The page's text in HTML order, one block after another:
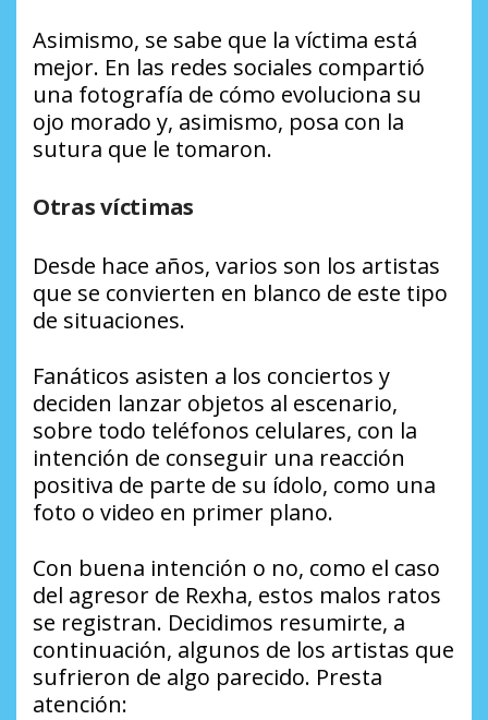
Asimismo, se sabe que la víctima está
mejor. En las redes sociales compartió
una fotografía de cómo evoluciona su
ojo morado y, asimismo, posa con la
sutura que le tomaron.
Otras víctimas
Desde hace años, varios son los artistas
que se convierten en blanco de este tipo
de situaciones.
Fanáticos asisten a los conciertos y
deciden lanzar objetos al escenario,
sobre todo teléfonos celulares, con la
intención de conseguir una reacción
positiva de parte de su ídolo, como una
foto o video en primer plano.
Con buena intención o no, como el caso
del agresor de Rexha, estos malos ratos
se registran. Decidimos resumirte, a
continuación, algunos de los artistas que
sufrieron de algo parecido. Presta
atención: